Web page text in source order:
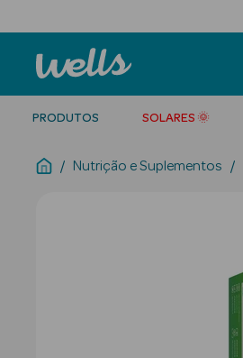
PRODUTOS SOLARES 🌞
Nutrição e Suplementos